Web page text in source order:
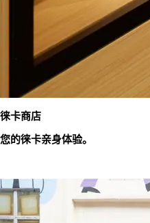
徕卡商店
您的徕卡亲身体验。